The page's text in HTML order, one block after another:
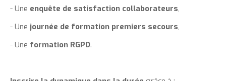
- Une enquête de satisfaction collaborateurs,
- Une journée de formation premiers secours,
- Une formation RGPD.